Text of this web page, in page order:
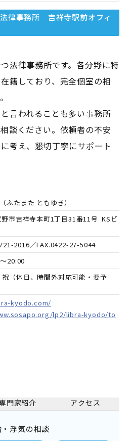
律事務所 吉祥寺駅前オフィ
法律事務所です。各分野に特
籍しており、完全個室の相
言われることも多い事務所
談ください。依頼者の不安
考え、懇切丁寧にサポート
（ふたまた ともゆき）
市吉祥寺本町1丁目31番11号 KSビ
2016／FAX.0422-27-5044
20:00
（休日、時間外対応可能・要予
kyodo.com/
lp2/libra-kyodo/to
門家紹介 アクセス
浮気の相談